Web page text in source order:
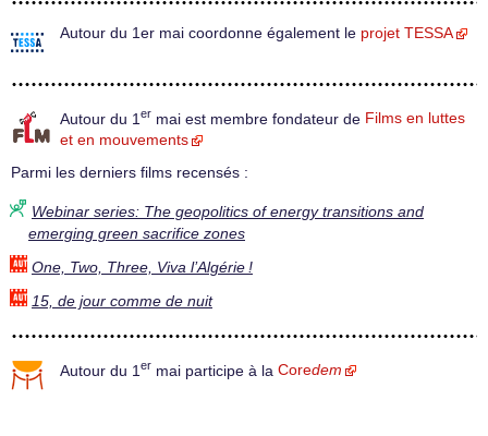
Autour du 1er mai coordonne également le projet TESSA
Autour du 1 er mai est membre fondateur de Films en luttes
et en mouvements
Parmi les derniers films recensés :
Webinar series: The geopolitics of energy transitions and
emerging green sacrifice zones
One, Two, Three, Viva l’Algérie !
15, de jour comme de nuit
Autour du 1 er mai participe à la Coredem